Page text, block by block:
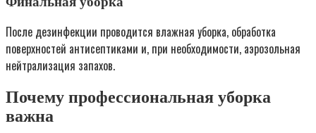
После дезинфекции проводится влажная уборка, обработка
поверхностей антисептиками и, при необходимости, аэрозольная
нейтрализация запахов.
Почему профессиональная уборка
важна